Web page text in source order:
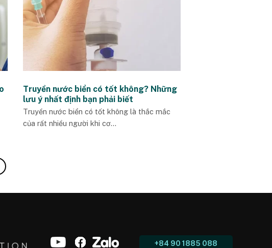
Truyền nước biển có tốt không? Những
lưu ý nhất định bạn phải biết
Truyền nước biển có tốt không là thắc mắc
của rất nhiều người khi cơ...
+84 90 1885 088